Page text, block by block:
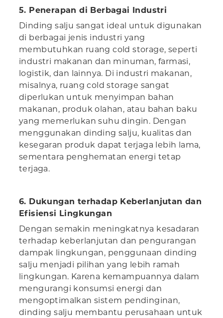
5. Penerapan di Berbagai Industri
Dinding salju sangat ideal untuk digunakan
di berbagai jenis industri yang
membutuhkan ruang cold storage, seperti
industri makanan dan minuman, farmasi,
logistik, dan lainnya. Di industri makanan,
misalnya, ruang cold storage sangat
diperlukan untuk menyimpan bahan
makanan, produk olahan, atau bahan baku
yang memerlukan suhu dingin. Dengan
menggunakan dinding salju, kualitas dan
kesegaran produk dapat terjaga lebih lama,
sementara penghematan energi tetap
terjaga.
6. Dukungan terhadap Keberlanjutan dan
Efisiensi Lingkungan
Dengan semakin meningkatnya kesadaran
terhadap keberlanjutan dan pengurangan
dampak lingkungan, penggunaan dinding
salju menjadi pilihan yang lebih ramah
lingkungan. Karena kemampuannya dalam
mengurangi konsumsi energi dan
mengoptimalkan sistem pendinginan,
dinding salju membantu perusahaan untuk